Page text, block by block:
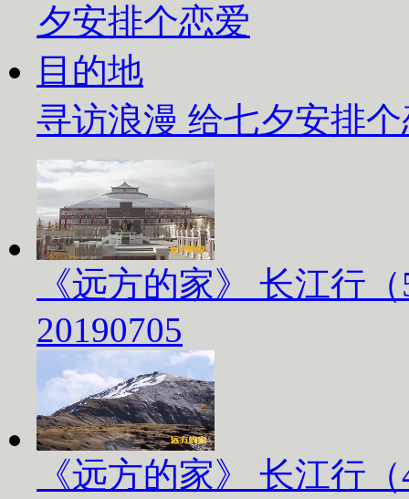
寻访浪漫 给七夕安排
《远方的家》 长江行
20190705
《远方的家》 长江行